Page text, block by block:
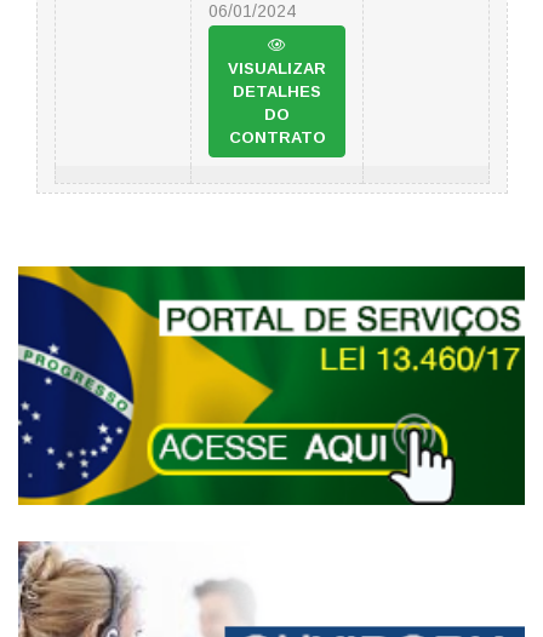
06/01/2024
VISUALIZAR
DETALHES
DO
CONTRATO